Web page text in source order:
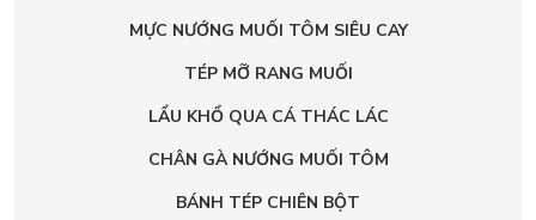
MỰC NƯỚNG MUỐI TÔM SIÊU CAY
TÉP MỠ RANG MUỐI
LẨU KHỔ QUA CÁ THÁC LÁC
CHÂN GÀ NƯỚNG MUỐI TÔM
BÁNH TÉP CHIÊN BỘT